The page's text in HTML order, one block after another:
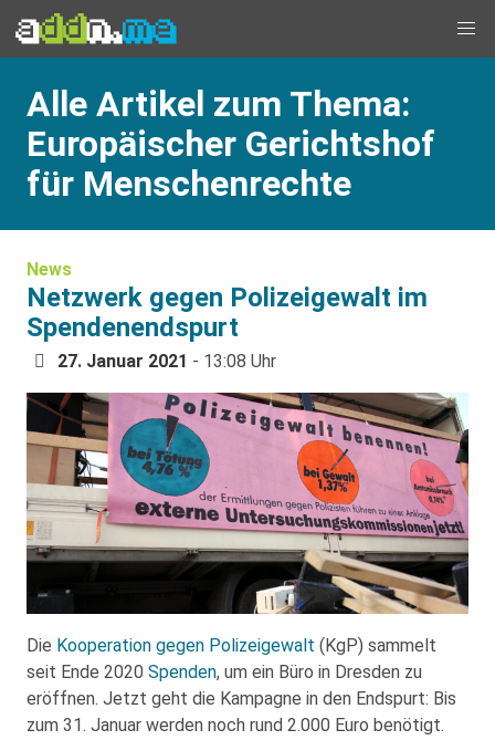
Alle Artikel zum Thema:
Europäischer Gerichtshof
für Menschenrechte
News
Netzwerk gegen Polizeigewalt im
Spendenendspurt
27. Januar 2021 - 13:08 Uhr
Die Kooperation gegen Polizeigewalt (KgP) sammelt
seit Ende 2020 Spenden, um ein Büro in Dresden zu
eröffnen. Jetzt geht die Kampagne in den Endspurt: Bis
zum 31. Januar werden noch rund 2.000 Euro benötigt.